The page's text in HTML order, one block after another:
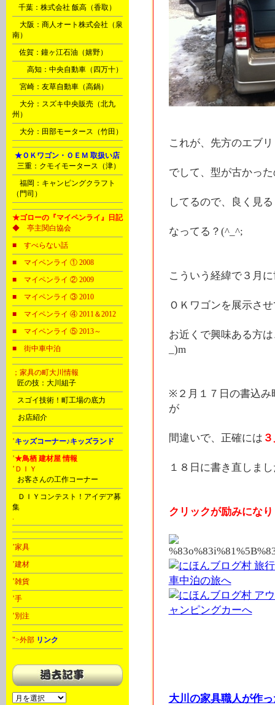
千葉：株式会社 飯高（香取）
大阪：商人オート株式会社（泉
南）
佐賀：鐘ヶ江石油（嬉野）
高知：中央自動車（四万十）
宮崎：友草自動車（高鍋）
大分：スズキ中央販売（北九
州）
大分：田部モータース（竹田）
★ＯＫワゴン・ＯＥＭ 取扱い店
三重：クモイモータース（津）
福岡：キャンピングクラフト
（門司）
★ゴローの『マイペンライ』日記
◆ 亭主関白協会
■ すべらない話
■ マイペンライ ① 2008
■ マイペンライ ② 2009
■ マイペンライ ③ 2010
■ マイペンライ ④ 2011＆2012
■ マイペンライ ⑤ 2013～
■ 街中車中泊
；家具の町大川情報
匠の技：大川組子
スゴイ技術！町工場の底力
お店紹介
’キッズコーナー♪キッズランド
’★鳥栖 建材屋 情報
’ＤＩＹ
お客さんの工作コーナー
ＤＩＹコンテスト！アイデア募
集
.
’家具
’建材
’雑貨
’手
’別注
">外部 リンク
これが、先方のエブ
でして、型が古かっ
してるので、良く見
なってる？(^_^;
こういう経緯で３月
ＯＫワゴンを展示さ
お近くで興味ある方
_)m
※２月１７日の書込み
が
間違いで、正確には
１８日に書き直しま
クリックが励みにな
大川の家具職人が作